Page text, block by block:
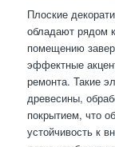
Плоские
обладают рядом
помещению
эффектные
ремонта. Такие
древесины,
покрытием, что
устойчивость к